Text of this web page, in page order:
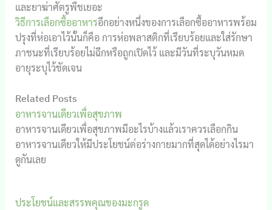
และยาฆ่าศัตรูพืชเยอะ
วิธีการเลือกซื้ออาหารอีกอย่างหนึ่งของการเลือกซื้ออาหารพร้อม
ปรุงที่ห่อเอาไว้นั้นก็คือ การห่อพลาสติกที่เรียบร้อยและใส่รักษา
ภาชนะที่เรียบร้อยไม่ฉีกหรือถูกเปิดไว้ และมีวันที่ระบุวันหมด
อายุระบุไว้ชัดเจน
Related Posts
อาหารจานเดียวเพื่อสุขภาพ
อาหารจานเดียวเพื่อสุขภาพมีอะไรบ้างแล้วเราควรเลือกกิน
อาหารจานเดียวให้มีประโยชน์ต่อร่างกายมากที่สุดได้อย่างไรมา
ดูกันเลย
ประโยชน์และสรรพคุณของมะกรูด